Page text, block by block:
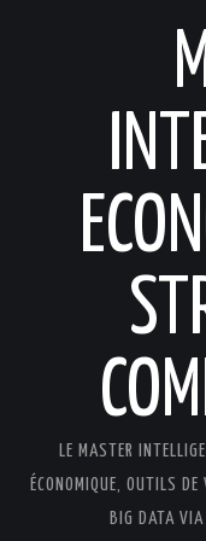
LE MASTER
ÉCONOMIQUE, OUTILS DE
BIG DATA VIA